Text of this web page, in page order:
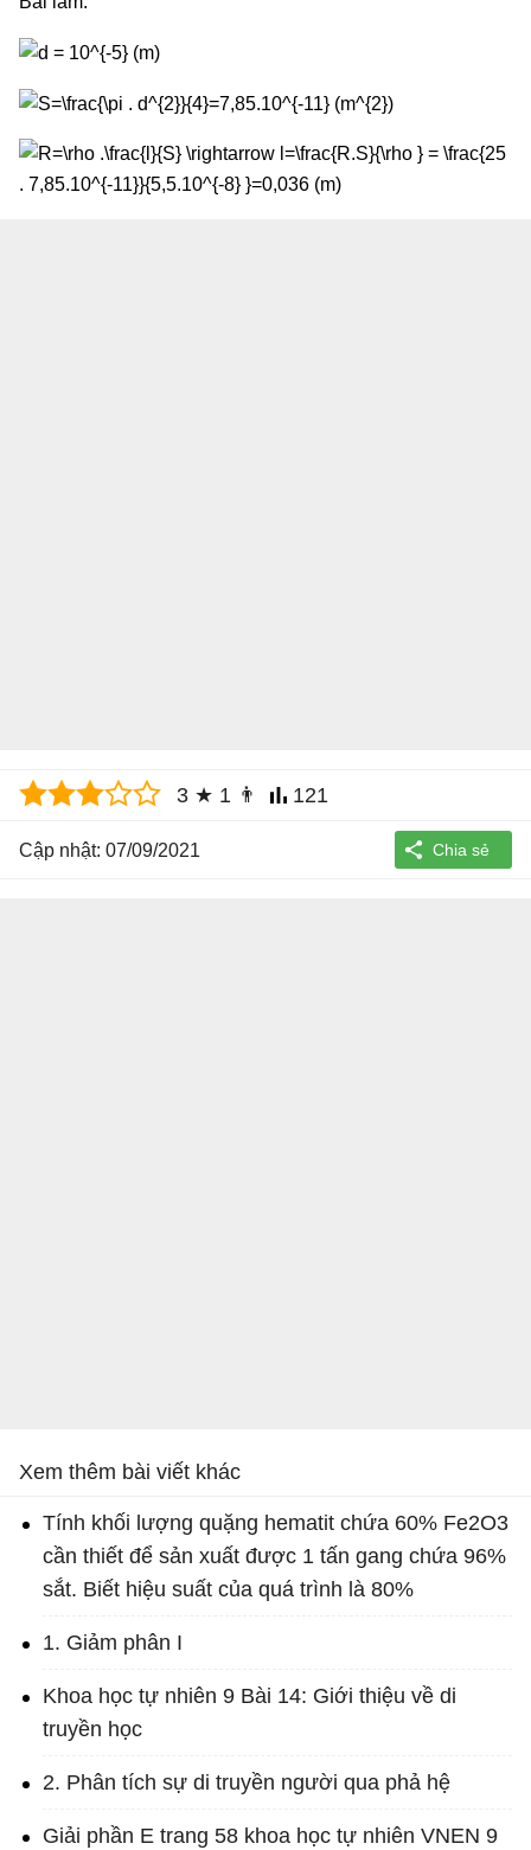
3 ★ 1 👨 121
Cập nhật: 07/09/2021
Xem thêm bài viết khác
Tính khối lượng quặng hematit chứa 60% Fe2O3
cần thiết để sản xuất được 1 tấn gang chứa 96%
sắt. Biết hiệu suất của quá trình là 80%
1. Giảm phân I
Khoa học tự nhiên 9 Bài 14: Giới thiệu về di
truyền học
2. Phân tích sự di truyền người qua phả hệ
Giải phần E trang 58 khoa học tự nhiên VNEN 9